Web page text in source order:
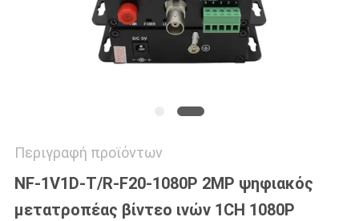
Περιγραφή προϊόντων
NF-1V1D-T/R-F20-1080P 2MP ψηφιακός
μετατροπέας βίντεο ινών 1CH 1080P